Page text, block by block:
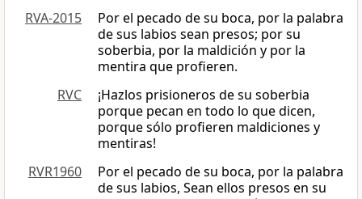
RVA-2015
Por el pecado de su boca, por la palabra
de sus labios sean presos; por su
soberbia, por la maldición y por la
mentira que profieren.
RVC
¡Hazlos prisioneros de su soberbia
porque pecan en todo lo que dicen,
porque sólo profieren maldiciones y
mentiras!
RVR1960
Por el pecado de su boca, por la palabra
de sus labios, Sean ellos presos en su